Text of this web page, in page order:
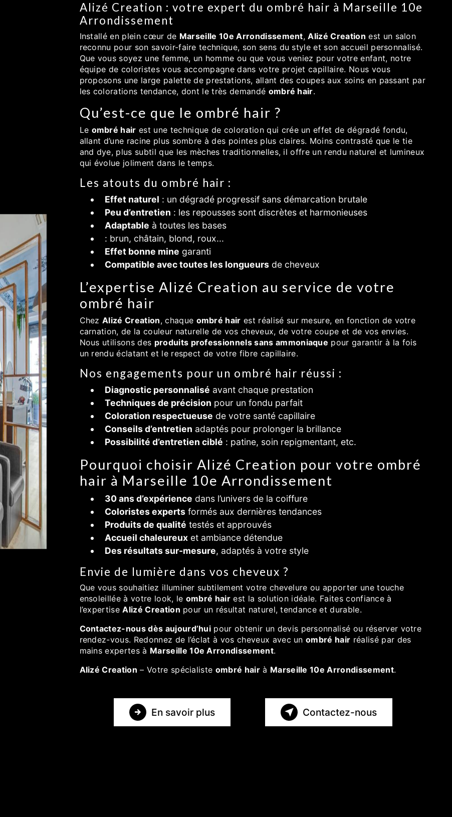
Alizé Creation : votre expert du ombré hair à Marseille 10e
Arrondissement
Installé en plein cœur de Marseille 10e Arrondissement,Alizé Creation est un salon
reconnu pour son savoir-faire technique, son sens du style et son accueil personnalisé.
Que vous soyez une femme, un homme ou que vous veniez pour votre enfant, notre
équipe de coloristes vous accompagne dans votre projet capillaire. Nous vous
proposons une large palette de prestations, allant des coupes aux soins en passant par
les colorations tendance, dont le très demandé ombré hair.
Qu’est-ce que le ombré hair ?
Le ombré hair est une technique de coloration qui crée un effet de dégradé fondu,
allant d’une racine plus sombre à des pointes plus claires. Moins contrasté que le tie
and dye, plus subtil que les mèches traditionnelles, il offre un rendu naturel et lumineux
qui évolue joliment dans le temps.
Les atouts du ombré hair :
Effet naturel : un dégradé progressif sans démarcation brutale
Peu d’entretien : les repousses sont discrètes et harmonieuses
Adaptable à toutes les bases
: brun, châtain, blond, roux...
Effet bonne mine garanti
Compatible avec toutes les longueursde cheveux
L’expertise Alizé Creation au service de votre
ombré hair
ChezAlizé Creation, chaque ombré hair est réalisé sur mesure, en fonction de votre
carnation, de la couleur naturelle de vos cheveux, de votre coupe et de vos envies.
Nous utilisons des produits professionnels sans ammoniaque pour garantir à la fois
un rendu éclatant et le respect de votre fibre capillaire.
Nos engagements pour un ombré hair réussi :
Diagnostic personnalisé avant chaque prestation
Techniques de précision pour un fondu parfait
Coloration respectueuse de votre santé capillaire
Conseils d’entretien adaptés pour prolonger la brillance
Possibilité d’entretien ciblé : patine, soin repigmentant, etc.
Pourquoi choisir Alizé Creation pour votre ombré
hair à Marseille 10e Arrondissement
30 ans d’expérience dans l’univers de la coiffure
Coloristes expertsformés aux dernières tendances
Produits de qualité testés et approuvés
Accueil chaleureuxet ambiance détendue
Des résultats sur-mesure, adaptés à votre style
Envie de lumière dans vos cheveux ?
Que vous souhaitiez illuminer subtilement votre chevelure ou apporter une touche
ensoleillée à votre look, le ombré hair est la solution idéale. Faites confiance à
l’expertiseAlizé Creation pour un résultat naturel, tendance et durable.
Contactez-nous dès aujourd’hui pour obtenir un devis personnalisé ou réserver votre
rendez-vous. Redonnez de l’éclat à vos cheveux avec unombré hair réalisé par des
mains expertes à Marseille 10e Arrondissement.
Alizé Creation – Votre spécialiste ombré hairà Marseille 10e Arrondissement.
En savoir plus Contactez-nous